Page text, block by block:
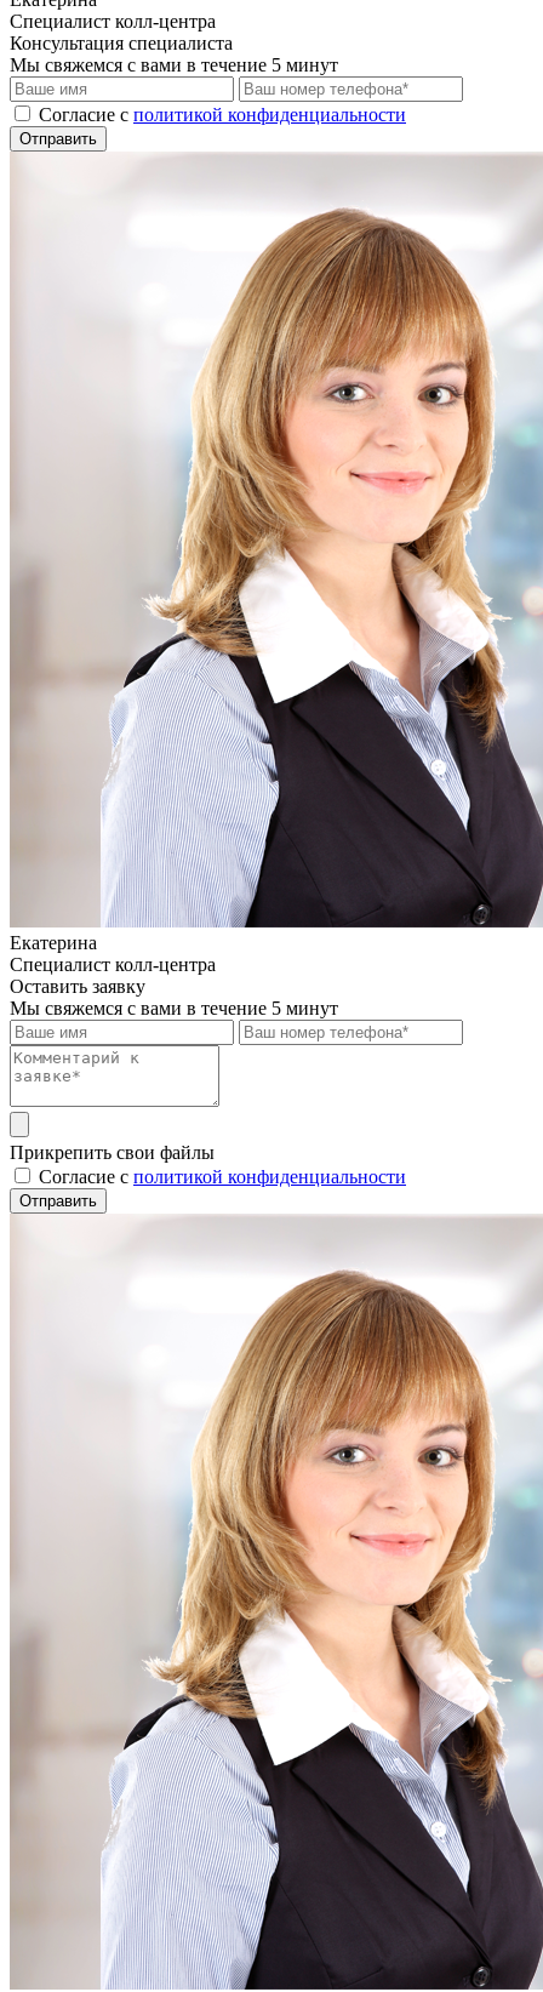
Специалист колл-центра
Консультация специалиста
Мы свяжемся с вами в течение 5 минут
Cогласие с политикой конфиденциальности
Отправить
Екатерина
Специалист колл-центра
Оставить заявку
Мы свяжемся с вами в течение 5 минут
Прикрепить свои файлы
Cогласие с политикой конфиденциальности
Отправить